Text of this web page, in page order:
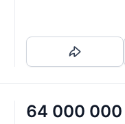
64 000 000